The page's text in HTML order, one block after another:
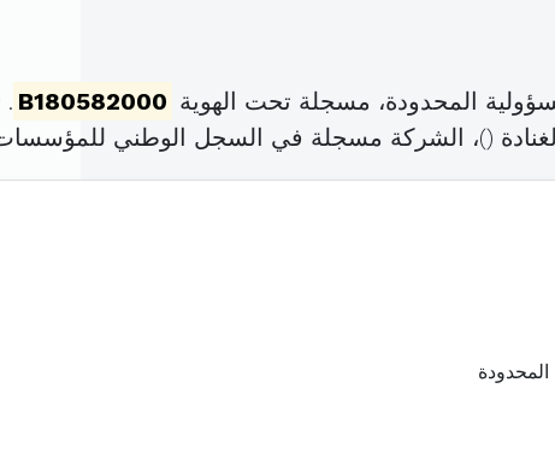
B180582000
.
()، الشركة مسجلة في السجل الوطني